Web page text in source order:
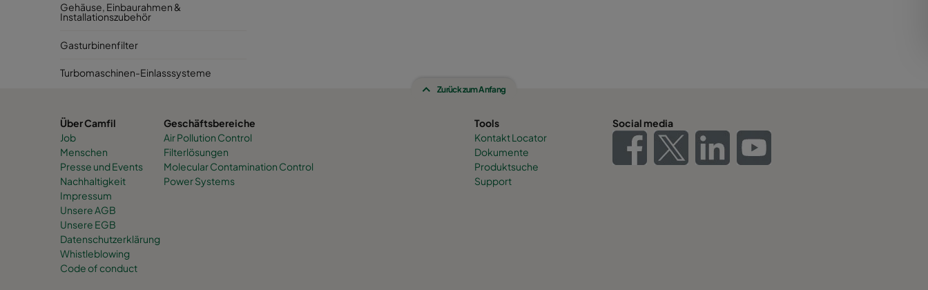
Gehäuse, Einbaurahmen &
Installationszubehör
Gasturbinenfilter
Turbomaschinen-Einlasssysteme
Zurück zum Anfang
Über Camfil
Job
Menschen
Presse und Events
Nachhaltigkeit
Impressum
Unsere AGB
Unsere EGB
Datenschutzerklärung
Whistleblowing
Code of conduct
Geschäftsbereiche
Air Pollution Control
Filterlösungen
Molecular Contamination Control
Power Systems
Tools
Kontakt Locator
Dokumente
Produktsuche
Support
Social media